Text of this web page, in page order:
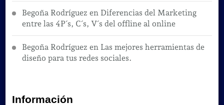
Begoña Rodríguez en Diferencias del Marketing
entre las 4P´s, C´s, V´s del offline al online
Begoña Rodríguez en Las mejores herramientas de
diseño para tus redes sociales.
Información